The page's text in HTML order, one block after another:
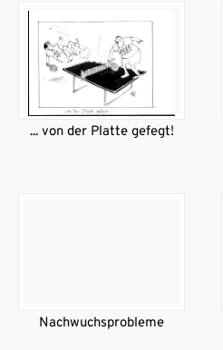
... von der Platte gefegt!
Nachwuchsprobleme